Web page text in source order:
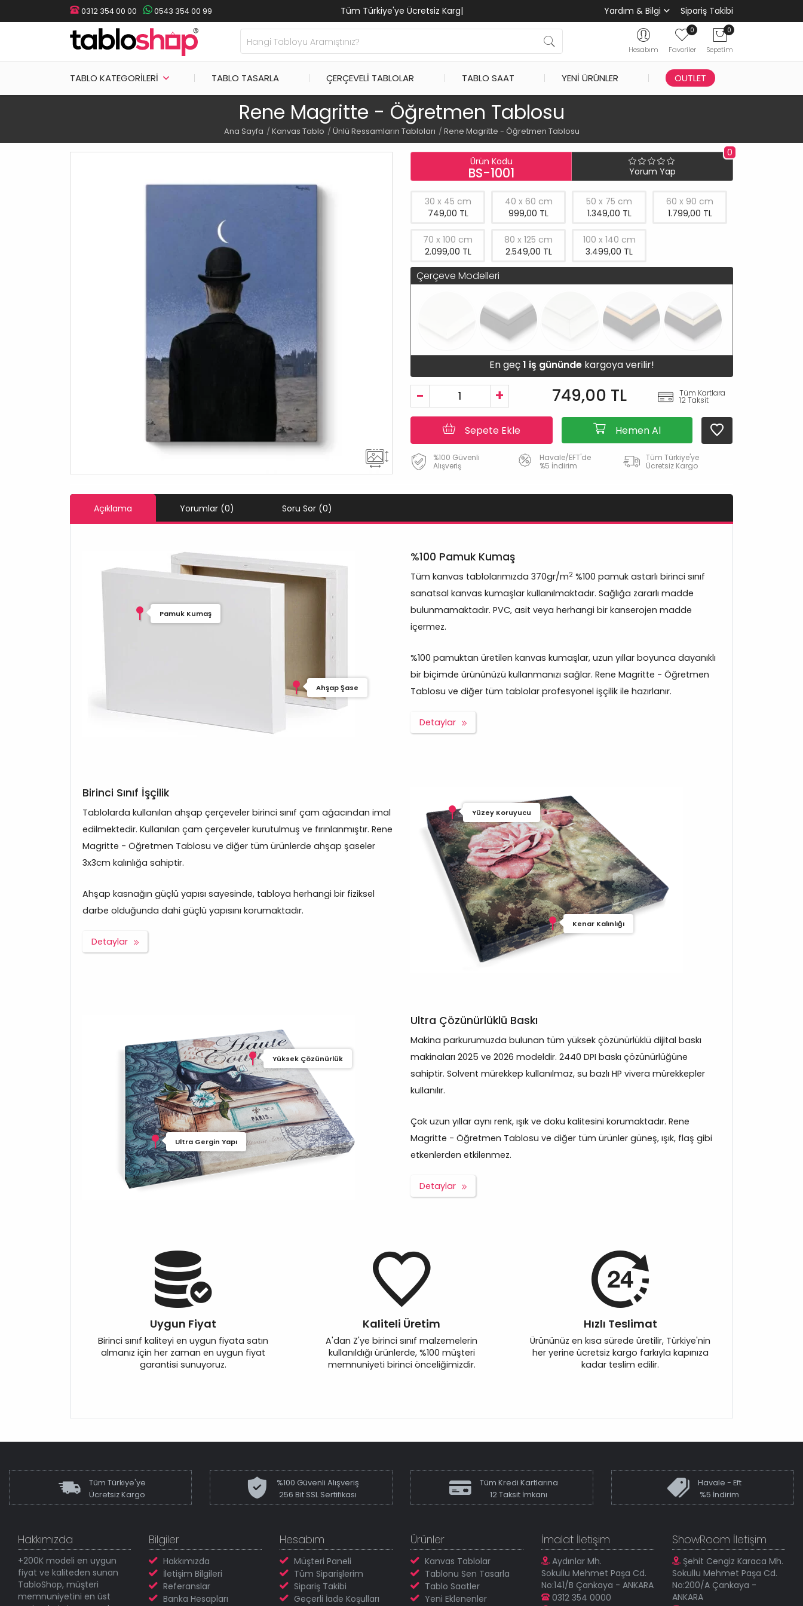
0312 354 00 00 0543 354 00 99 Tüm Türkiye'ye Ücretsiz Kargo Yardım & Bilgi Sipariş Takibi
Hesabım
0
Favoriler
0
Sepetim
TABLO KATEGORILERI TABLO TASARLA ÇERÇEVELI TABLOLAR TABLO SAAT YENI ÜRÜNLER OUTLET
Rene Magritte - Öğretmen Tablosu
Ana Sayfa Kanvas Tablo Ünlü Ressamların Tabloları Rene Magritte - Öğretmen Tablosu
Ürün Kodu
BS-1001
0
Yorum Yap
30 x 45 cm
749,00 TL
40 x 60 cm
999,00 TL
50 x 75 cm
1.349,00 TL
60 x 90 cm
1.799,00 TL
70 x 100 cm
2.099,00 TL
80 x 125 cm
2.549,00 TL
100 x 140 cm
3.499,00 TL
Çerçeve Modelleri
En geç1 iş gününde kargoya verilir!
- + 749,00 TL Tüm Kartlara
12 Taksit
Sepete Ekle Hemen Al
%100 Güvenli
Alışveriş
Havale/EFT'de
%5 İndirim
Tüm Türkiye'ye
Ücretsiz Kargo
Açıklama Yorumlar (0) Soru Sor (0)
Pamuk Kumaş
Ahşap Şase
%100 Pamuk Kumaş
Tüm kanvas tablolarımızda 370gr/m2 %100 pamuk astarlı birinci sınıf
sanatsal kanvas kumaşlar kullanılmaktadır. Sağlığa zararlı madde
bulunmamaktadır. PVC, asit veya herhangi bir kanserojen madde
içermez.
%100 pamuktan üretilen kanvas kumaşlar, uzun yıllar boyunca dayanıklı
bir biçimde ürününüzü kullanmanızı sağlar. Rene Magritte - Öğretmen
Tablosu ve diğer tüm tablolar profesyonel işçilik ile hazırlanır.
Detaylar
Birinci Sınıf İşçilik
Tablolarda kullanılan ahşap çerçeveler birinci sınıf çam ağacından imal
edilmektedir. Kullanılan çam çerçeveler kurutulmuş ve fırınlanmıştır. Rene
Magritte - Öğretmen Tablosu ve diğer tüm ürünlerde ahşap şaseler
3x3cm kalınlığa sahiptir.
Ahşap kasnağın güçlü yapısı sayesinde, tabloya herhangi bir fiziksel
darbe olduğunda dahi güçlü yapısını korumaktadır.
Detaylar
Yüzey Koruyucu
Kenar Kalınlığı
Yüksek Çözünürlük
Ultra Gergin Yapı
Ultra Çözünürlüklü Baskı
Makina parkurumuzda bulunan tüm yüksek çözünürlüklü dijital baskı
makinaları 2025 ve 2026 modeldir. 2440 DPI baskı çözünürlüğüne
sahiptir. Solvent mürekkep kullanılmaz, su bazlı HP vivera mürekkepler
kullanılır.
Çok uzun yıllar aynı renk, ışık ve doku kalitesini korumaktadır. Rene
Magritte - Öğretmen Tablosu ve diğer tüm ürünler güneş, ışık, flaş gibi
etkenlerden etkilenmez.
Detaylar
Uygun Fiyat
Birinci sınıf kaliteyi en uygun fiyata satın
almanız için her zaman en uygun fiyat
garantisi sunuyoruz.
Kaliteli Üretim
A'dan Z'ye birinci sınıf malzemelerin
kullanıldığı ürünlerde, %100 müşteri
memnuniyeti birinci önceliğimizdir.
Hızlı Teslimat
Ürününüz en kısa sürede üretilir, Türkiye'nin
her yerine ücretsiz kargo farkıyla kapınıza
kadar teslim edilir.
Tüm Türkiye'ye
Ücretsiz Kargo
%100 Güvenli Alışveriş
256 Bit SSL Sertifikası
Tüm Kredi Kartlarına
12 Taksit İmkanı
Havale - Eft
%5 İndirim
Hakkımızda
+200K modeli en uygun
fiyat ve kaliteden sunan
TabloShop, müşteri
memnuniyetini en üst
Bilgiler
Hakkımızda
İletişim Bilgileri
Referanslar
Banka Hesapları
Hesabım
Müşteri Paneli
Tüm Siparişlerim
Sipariş Takibi
Geçerli İade Koşulları
Ürünler
Kanvas Tablolar
Tablonu Sen Tasarla
Tablo Saatler
Yeni Eklenenler
İmalat İletişim
Aydınlar Mh.
Sokullu Mehmet Paşa Cd.
No:141/B Çankaya - ANKARA
0312 354 0000
ShowRoom İletişim
Şehit Cengiz Karaca Mh.
Sokullu Mehmet Paşa Cd.
No:200/A Çankaya -
ANKARA